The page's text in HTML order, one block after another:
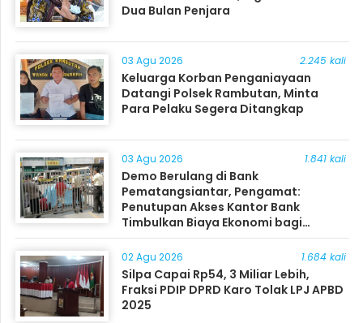
Dua Bulan Penjara
03 Agu 2026 2.245 kali
Keluarga Korban Penganiayaan
Datangi Polsek Rambutan, Minta
Para Pelaku Segera Ditangkap
03 Agu 2026 1.841 kali
Demo Berulang di Bank
Pematangsiantar, Pengamat:
Penutupan Akses Kantor Bank
Timbulkan Biaya Ekonomi bagi
Masyarakat
02 Agu 2026 1.684 kali
Silpa Capai Rp54, 3 Miliar Lebih,
Fraksi PDIP DPRD Karo Tolak LPJ APBD
2025